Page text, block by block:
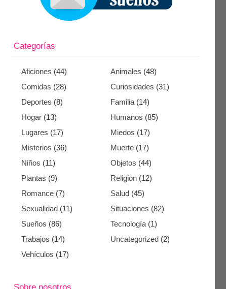
Categorías
Aficiones (44) Animales (48)
Comidas (28) Curiosidades (31)
Deportes (8) Familia (14)
Hogar (13) Humanos (85)
Lugares (17) Miedos (17)
Misterios (36) Muerte (17)
Niños (11) Objetos (44)
Plantas (9) Religion (12)
Romance (7) Salud (45)
Sexualidad (11) Situaciones (82)
Sueños (86) Tecnología (1)
Trabajos (14) Uncategorized (2)
Vehículos (17)